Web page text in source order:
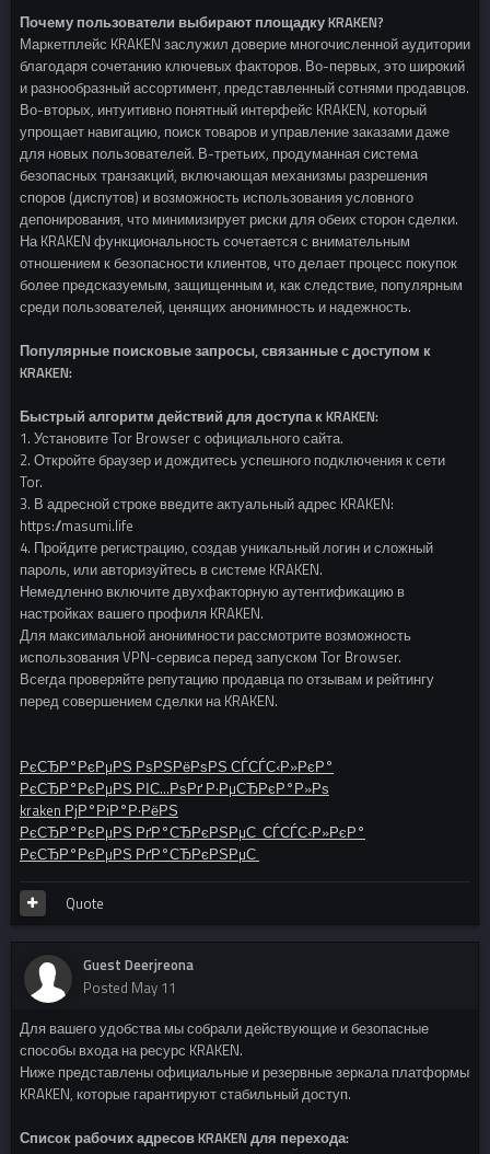
Почему пользователи выбирают площадку KRAKEN?
Маркетплейс KRAKEN заслужил доверие многочисленной аудитории
благодаря сочетанию ключевых факторов. Во-первых, это широкий
и разнообразный ассортимент, представленный сотнями продавцов.
Во-вторых, интуитивно понятный интерфейс KRAKEN, который
упрощает навигацию, поиск товаров и управление заказами даже
для новых пользователей. В-третьих, продуманная система
безопасных транзакций, включающая механизмы разрешения
споров (диспутов) и возможность использования условного
депонирования, что минимизирует риски для обеих сторон сделки.
На KRAKEN функциональность сочетается с внимательным
отношением к безопасности клиентов, что делает процесс покупок
более предсказуемым, защищенным и, как следствие, популярным
среди пользователей, ценящих анонимность и надежность.
Популярные поисковые запросы, связанные с доступом к
KRAKEN:
Быстрый алгоритм действий для доступа к KRAKEN:
1. Установите Tor Browser с официального сайта.
2. Откройте браузер и дождитесь успешного подключения к сети
Tor.
3. В адресной строке введите актуальный адрес KRAKEN:
https://masumi.life
4. Пройдите регистрацию, создав уникальный логин и сложный
пароль, или авторизуйтесь в системе KRAKEN.
Немедленно включите двухфакторную аутентификацию в
настройках вашего профиля KRAKEN.
Для максимальной анонимности рассмотрите возможность
использования VPN-сервиса перед запуском Tor Browser.
Всегда проверяйте репутацию продавца по отзывам и рейтингу
перед совершением сделки на KRAKEN.
РєСЂР°РєРµРЅ РѕРЅРёРѕРЅ СЃСЃС‹Р»РєР°
РєСЂР°РєРµРЅ РІС…РѕРґ Р·РµСЂРєР°Р»Рѕ
kraken РјР°РіР°Р·РёРЅ
РєСЂР°РєРµРЅ РґР°СЂРєРЅРµС‚ СЃСЃС‹Р»РєР°
РєСЂР°РєРµРЅ РґР°СЂРєРЅРµС‚
Quote
Guest Deerjreona
Posted May 11
Для вашего удобства мы собрали действующие и безопасные
способы входа на ресурс KRAKEN.
Ниже представлены официальные и резервные зеркала платформы
KRAKEN, которые гарантируют стабильный доступ.
Список рабочих адресов KRAKEN для перехода: